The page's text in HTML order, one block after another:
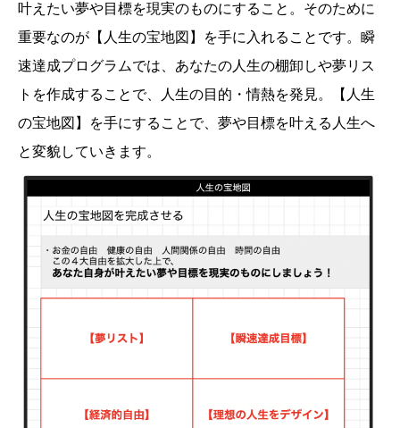
叶えたい夢や目標を現実のものにすること。そのために
重要なのが【人生の宝地図】を手に入れることです。瞬
速達成プログラムでは、あなたの人生の棚卸しや夢リス
トを作成することで、人生の目的・情熱を発見。【人生
の宝地図】を手にすることで、夢や目標を叶える人生へ
と変貌していきます。